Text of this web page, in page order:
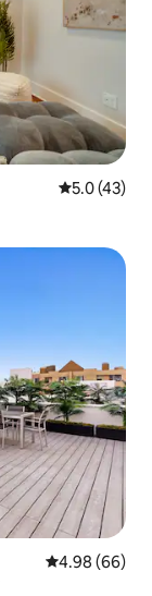
औसत रेटिंग 5
5.0 (43)
औसत रेटिंग 5 में
4.98 (66)